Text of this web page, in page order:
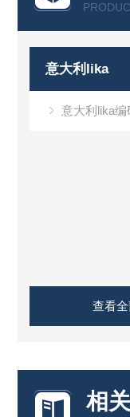
意大利lika
意大利lika编
查看
相